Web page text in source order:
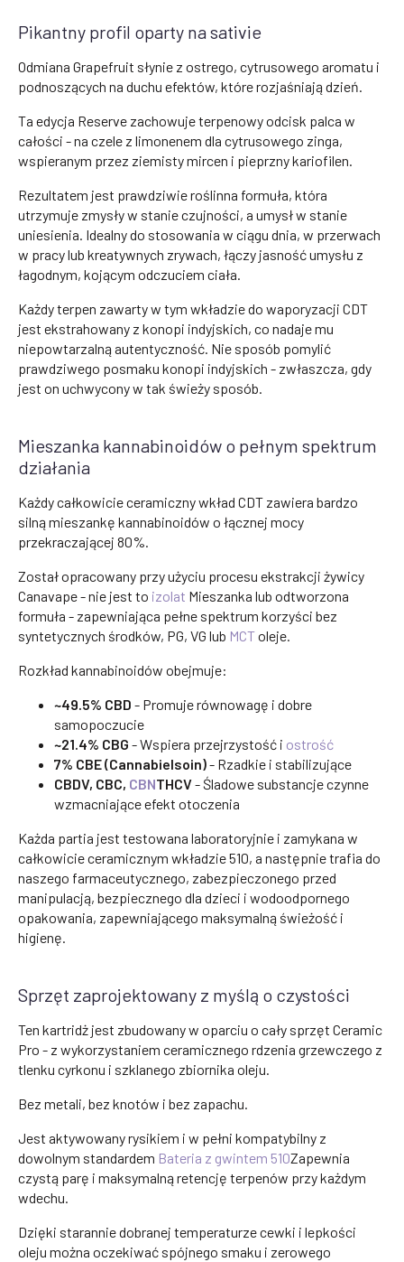
Pikantny profil oparty na sativie
Odmiana Grapefruit słynie z ostrego, cytrusowego aromatu i
podnoszących na duchu efektów, które rozjaśniają dzień.
Ta edycja Reserve zachowuje terpenowy odcisk palca w
całości - na czele z limonenem dla cytrusowego zinga,
wspieranym przez ziemisty mircen i pieprzny kariofilen.
Rezultatem jest prawdziwie roślinna formuła, która
utrzymuje zmysły w stanie czujności, a umysł w stanie
uniesienia. Idealny do stosowania w ciągu dnia, w przerwach
w pracy lub kreatywnych zrywach, łączy jasność umysłu z
łagodnym, kojącym odczuciem ciała.
Każdy terpen zawarty w tym wkładzie do waporyzacji CDT
jest ekstrahowany z konopi indyjskich, co nadaje mu
niepowtarzalną autentyczność. Nie sposób pomylić
prawdziwego posmaku konopi indyjskich - zwłaszcza, gdy
jest on uchwycony w tak świeży sposób.
Mieszanka kannabinoidów o pełnym spektrum
działania
Każdy całkowicie ceramiczny wkład CDT zawiera bardzo
silną mieszankę kannabinoidów o łącznej mocy
przekraczającej 80%.
Został opracowany przy użyciu procesu ekstrakcji żywicy
Canavape - nie jest to izolat Mieszanka lub odtworzona
formuła - zapewniająca pełne spektrum korzyści bez
syntetycznych środków, PG, VG lub MCToleje.
Rozkład kannabinoidów obejmuje:
~49.5% CBD - Promuje równowagę i dobre
samopoczucie
~21.4% CBG - Wspiera przejrzystość i ostrość
7% CBE (Cannabielsoin)- Rzadkie i stabilizujące
CBDV, CBC, CBNTHCV- Śladowe substancje czynne
wzmacniające efekt otoczenia
Każda partia jest testowana laboratoryjnie i zamykana w
całkowicie ceramicznym wkładzie 510, a następnie trafia do
naszego farmaceutycznego, zabezpieczonego przed
manipulacją, bezpiecznego dla dzieci i wodoodpornego
opakowania, zapewniającego maksymalną świeżość i
higienę.
Sprzęt zaprojektowany z myślą o czystości
Ten kartridż jest zbudowany w oparciu o cały sprzęt Ceramic
Pro - z wykorzystaniem ceramicznego rdzenia grzewczego z
tlenku cyrkonu i szklanego zbiornika oleju.
Bez metali, bez knotów i bez zapachu.
Jest aktywowany rysikiem i w pełni kompatybilny z
dowolnym standardem Bateria z gwintem 510Zapewnia
czystą parę i maksymalną retencję terpenów przy każdym
wdechu.
Dzięki starannie dobranej temperaturze cewki i lepkości
oleju można oczekiwać spójnego smaku i zerowego